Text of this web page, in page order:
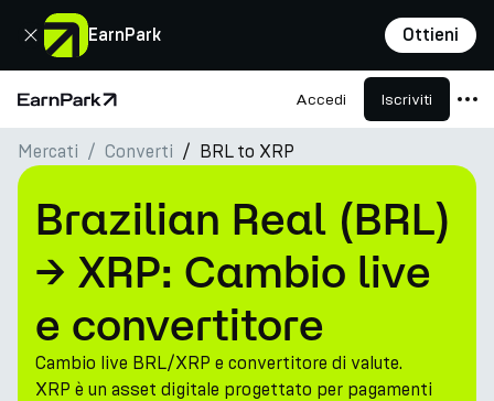
EarnPark Ottieni
Chiudi
Pagina principale Accedi Iscriviti
Prodotti
Mercati
Calcolatori
PARK Token
Risorse
Azienda
Mercati Converti BRL to XRP
Brazilian Real (BRL)
→ XRP: Cambio live
e convertitore
Cambio live BRL/XRP e convertitore di valute.
XRP è un asset digitale progettato per pagamenti